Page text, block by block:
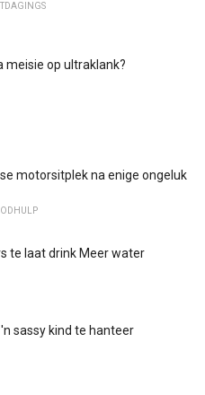
meisie op ultraklank?
motorsitplek na enige ongeluk
te laat drink Meer water
sassy kind te hanteer